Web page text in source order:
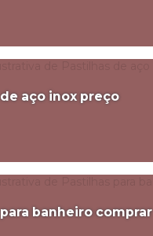
aço inox preço
banheiro comprar